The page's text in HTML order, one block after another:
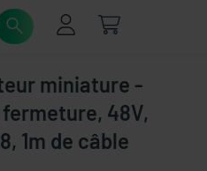
miniature -
48V,
1m de câble